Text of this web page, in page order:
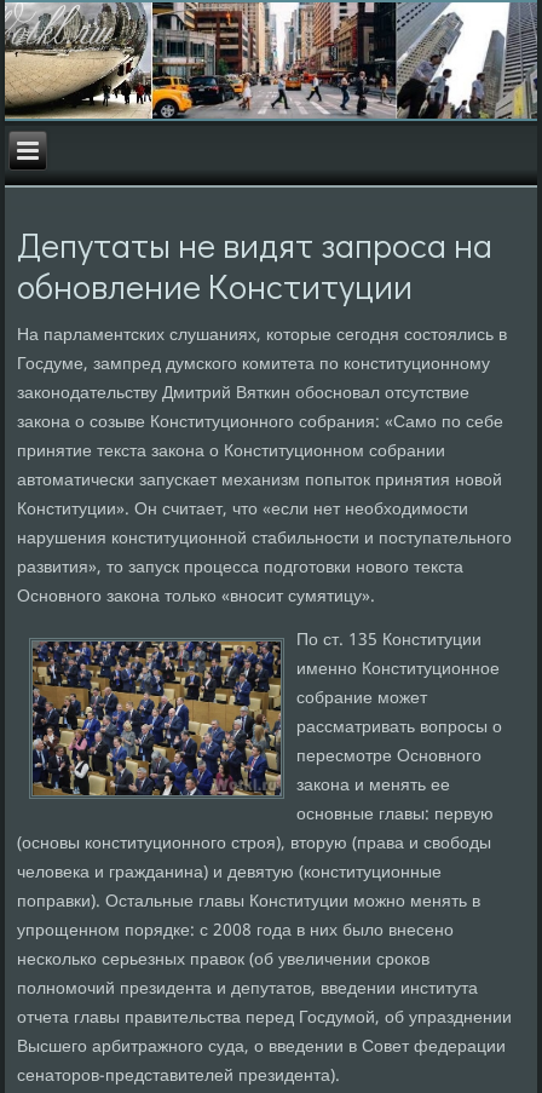
Депутаты не видят запроса на
обновление Конституции
На парламентских слушаниях, которые сегодня состоялись в
Госдуме, зампред думского комитета по конституционному
законодательству Дмитрий Вяткин обосновал отсутствие
закона о созыве Конституционного собрания: «Само по себе
принятие текста закона о Конституционном собрании
автоматически запускает механизм попыток принятия новой
Конституции». Он считает, что «если нет необходимости
нарушения конституционной стабильности и поступательного
развития», то запуск процесса подготовки нового текста
Основного закона только «вносит сумятицу».
По ст. 135 Конституции
именно Конституционное
собрание может
рассматривать вопросы о
пересмотре Основного
закона и менять ее
основные главы: первую
(основы конституционного строя), вторую (права и свободы
человека и гражданина) и девятую (конституционные
поправки). Остальные главы Конституции можно менять в
упрощенном порядке: с 2008 года в них было внесено
несколько серьезных правок (об увеличении сроков
полномочий президента и депутатов, введении института
отчета главы правительства перед Госдумой, об упразднении
Высшего арбитражного суда, о введении в Совет федерации
сенаторов-представителей президента).